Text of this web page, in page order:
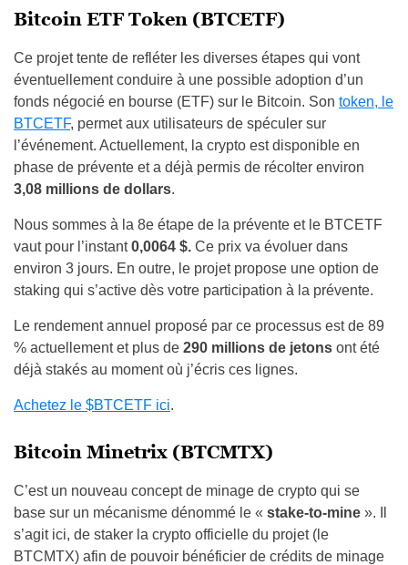
Bitcoin ETF Token (BTCETF)
Ce projet tente de refléter les diverses étapes qui vont
éventuellement conduire à une possible adoption d’un
fonds négocié en bourse (ETF) sur le Bitcoin. Son token, le
BTCETF, permet aux utilisateurs de spéculer sur
l’événement. Actuellement, la crypto est disponible en
phase de prévente et a déjà permis de récolter environ
3,08 millions de dollars.
Nous sommes à la 8e étape de la prévente et le BTCETF
vaut pour l’instant0,0064 $. Ce prix va évoluer dans
environ 3 jours. En outre, le projet propose une option de
staking qui s’active dès votre participation à la prévente.
Le rendement annuel proposé par ce processus est de 89
% actuellement et plus de 290 millions de jetons ont été
déjà stakés au moment où j’écris ces lignes.
Achetez le $BTCETF ici.
Bitcoin Minetrix (BTCMTX)
C’est un nouveau concept de minage de crypto qui se
base sur un mécanisme dénommé le « stake-to-mine ». Il
s’agit ici, de staker la crypto officielle du projet (le
BTCMTX) afin de pouvoir bénéficier de crédits de minage